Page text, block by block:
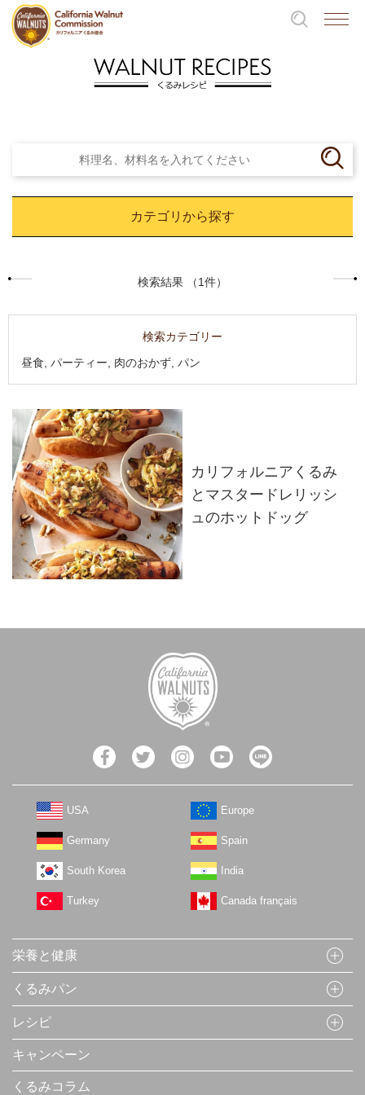
カテゴリから探す
検索結果 （1件）
検索カテゴリー
昼食, パーティー, 肉のおかず, パン
カリフォルニアくるみ
とマスタードレリッシ
ュのホットドッグ
USA Europe
Germany Spain
South Korea India
Turkey Canada français
栄養と健康
くるみパン
レシピ
キャンペーン
くるみコラム